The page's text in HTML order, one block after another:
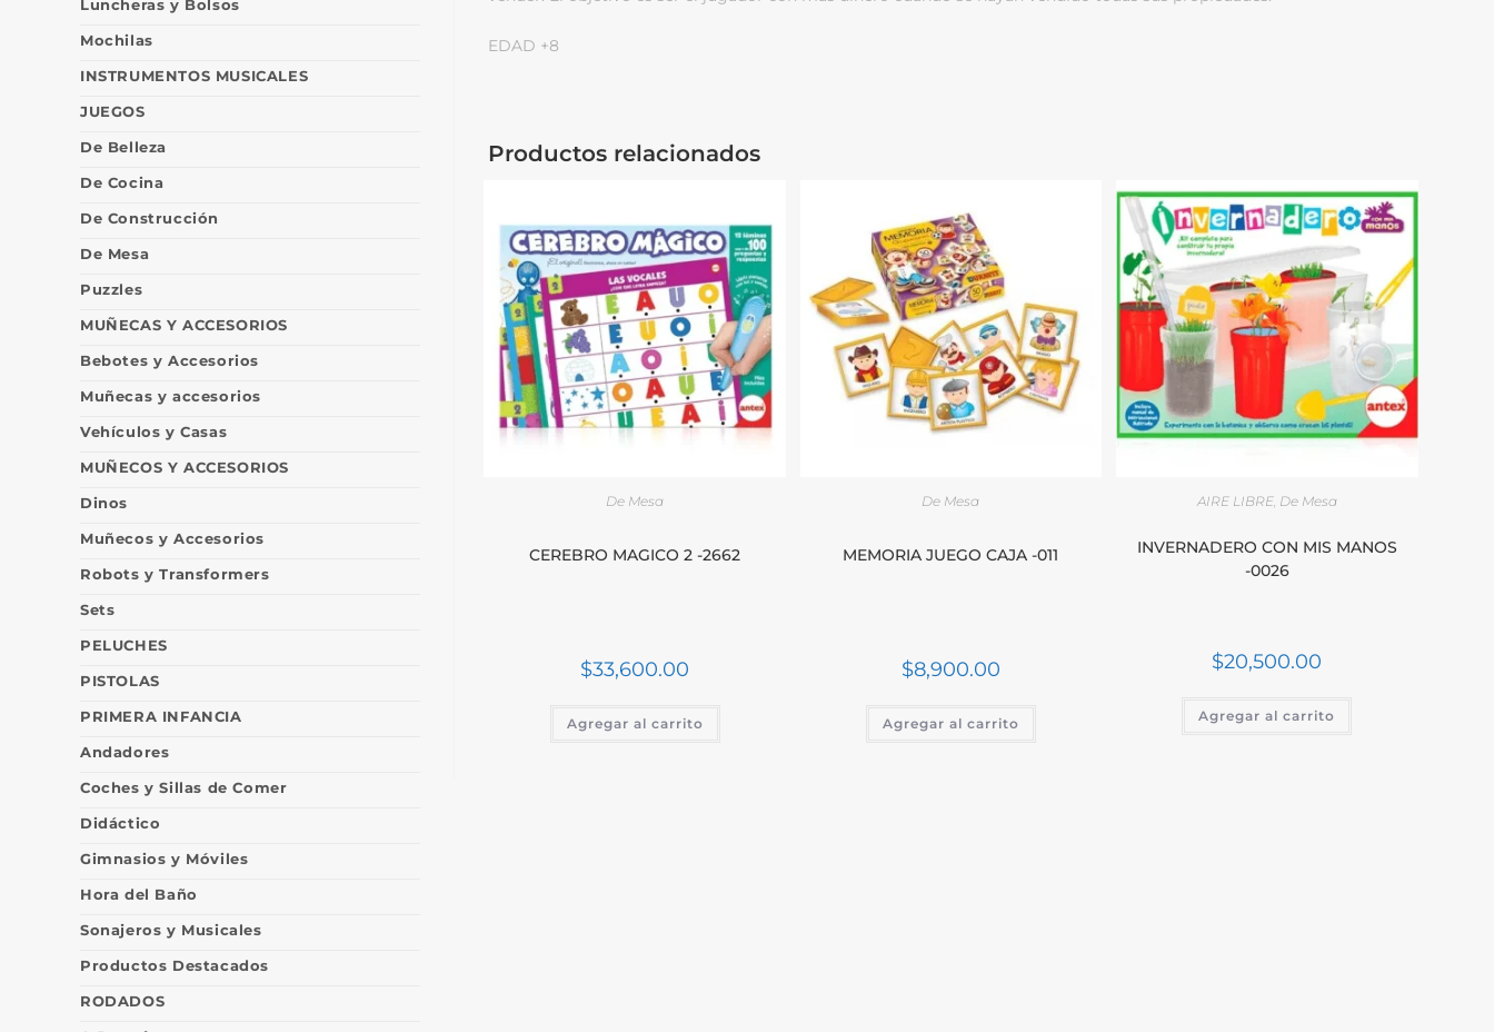
EDAD +8
Productos relacionados
De Mesa
CEREBRO MAGICO 2 -2662
$33,600.00
Agregar al carrito
De Mesa
MEMORIA JUEGO CAJA -011
$8,900.00
Agregar al carrito
AIRE LIBRE, De Mesa
INVERNADERO CON MIS MANOS
-0026
$20,500.00
Agregar al carrito
Luncheras y Bolsos
Mochilas
INSTRUMENTOS MUSICALES
JUEGOS
De Belleza
De Cocina
De Construcción
De Mesa
Puzzles
MUÑECAS Y ACCESORIOS
Bebotes y Accesorios
Muñecas y accesorios
Vehículos y Casas
MUÑECOS Y ACCESORIOS
Dinos
Muñecos y Accesorios
Robots y Transformers
Sets
PELUCHES
PISTOLAS
PRIMERA INFANCIA
Andadores
Coches y Sillas de Comer
Didáctico
Gimnasios y Móviles
Hora del Baño
Sonajeros y Musicales
Productos Destacados
RODADOS